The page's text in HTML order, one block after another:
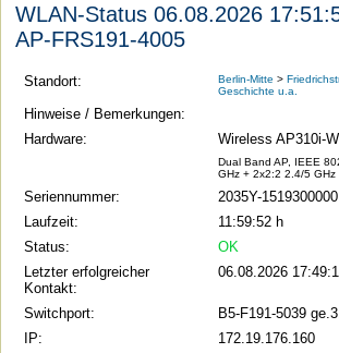
Universität
zu
Berlin
Computer-
WLAN-Status 06.08.2026
AP-FRS191-4005
Standort: Berlin-Mitte >
Geschichte u.a.
Hinweise / Bemerkungen:
Hardware:
Wireless AP310i-
Dual Band AP, IEEE
GHz + 2x2:2 2.4/5 GHz
Seriennummer:
2035Y-1519300000
Laufzeit:
11:59:52 h
Status:
OK
Letzter erfolgreicher
Kontakt:
06.08.2026
Switchport:
B5-F191-5039
IP:
172.19.176.160